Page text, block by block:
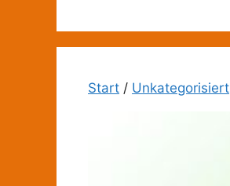
Start / Unkategorisiert